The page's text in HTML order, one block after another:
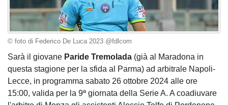
© foto di Federico De Luca 2023 @fdlcom
Sarà il giovane Paride Tremolada (già al Maradona in
questa stagione per la sfida al Parma) ad arbitrale Napoli-
Lecce, in programma sabato 26 ottobre 2024 alle ore
15:00, valida per la 9ª giornata della Serie A. A coadiuvare